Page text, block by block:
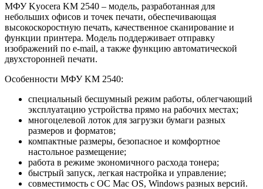
МФУ Kyocera KM 2540 – модель, разработанная для
небольших офисов и точек печати, обеспечивающая
высокоскоростную печать, качественное сканирование и
функции принтера. Модель поддерживает отправку
изображений по e-mail, а также функцию автоматической
двухсторонней печати.
Особенности МФУ KM 2540:
специальный бесшумный режим работы, облегчающий
эксплуатацию устройства прямо на рабочих местах;
многоцелевой лоток для загрузки бумаги разных
размеров и форматов;
компактные размеры, безопасное и комфортное
настольное размещение;
работа в режиме экономичного расхода тонера;
быстрый запуск, легкая настройка и управление;
совместимость с ОС Mac OS, Windows разных версий.